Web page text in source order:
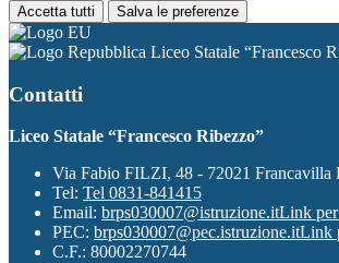
Accetta tutti Salva le preferenze
Liceo Statale “Francesco
Contatti
Liceo Statale “Francesco Ribezzo”
Via Fabio FILZI, 48 - 72021 Francavilla
Tel: Tel 0831-841415
Email: brps030007@istruzione.itLink
PEC: brps030007@pec.istruzione.itLink
C.F.: 80002270744